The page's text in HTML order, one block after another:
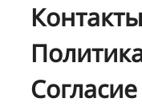
Контакты